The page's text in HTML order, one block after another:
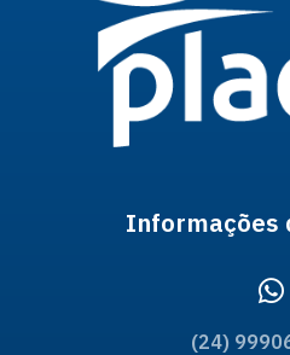
Informações
(24)